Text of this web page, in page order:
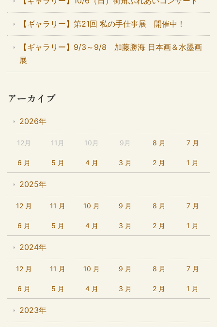
【ギャラリー】第21回 私の手仕事展 開催中！
【ギャラリー】9/3～9/8 加藤勝海 日本画＆水墨画
展
アーカイブ
2026年
12月 11月 10月 9月 8 月 7 月
6 月 5 月 4 月 3 月 2 月 1 月
2025年
12 月 11 月 10 月 9 月 8 月 7 月
6 月 5 月 4 月 3 月 2 月 1 月
2024年
12 月 11 月 10 月 9 月 8 月 7 月
6 月 5 月 4 月 3 月 2 月 1 月
2023年